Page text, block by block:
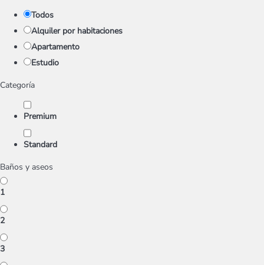
Todos
Alquiler por habitaciones
Apartamento
Estudio
Categoría
Premium
Standard
Baños y aseos
1
2
3